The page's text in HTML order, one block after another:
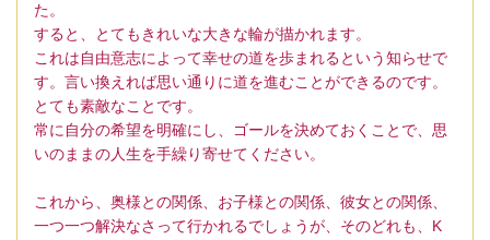
た。
すると、とてもきれいな大きな輪が描かれます。
これは自由意志によって幸せの道を歩まれるという知らせで
す。言い換えれば思い通りに道を進むことができるのです。
とても素敵なことです。
常に自分の希望を明確にし、ゴールを決めておくことで、思
いのままの人生を手繰り寄せてください。
これから、奥様との関係、お子様との関係、彼女との関係、
一つ一つ解決なさって行かれるでしょうが、そのどれも、K